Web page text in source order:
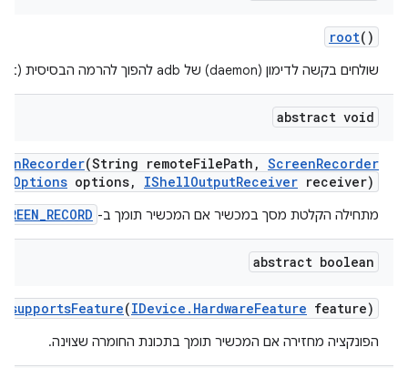
root()
שולחים בקשה לדימון (daemon) של adb להפוך להרמה הבסיסית (root) במכשיר.
abstract void
Recorder(String remoteFilePath , ScreenRecorder
Options options, IShellOutputReceiver receiver)
מתחילה הקלטת מסך במכשיר אם המכשיר תומך ב-
abstract boolean
supportsFeature(IDevice . HardwareFeature feature)
הפונקציה מחזירה אם המכשיר תומך בתכונת החומרה שצוינה.